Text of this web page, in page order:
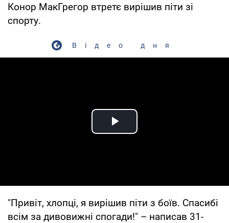
Конор МакГрегор втретє вирішив піти зі
спорту.
Відео дня
Play Video
"Привіт, хлопці, я вирішив піти з боїв. Спасибі
всім за дивовижні спогади!" – написав 31-